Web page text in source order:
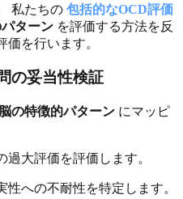
私たちの 包括的なOCD評価
ターン を評価する方法を反
を行います。
の妥当性検証
脳の特徴的パターン にマッピ
過大評価を評価します。
性への不耐性を特定します。